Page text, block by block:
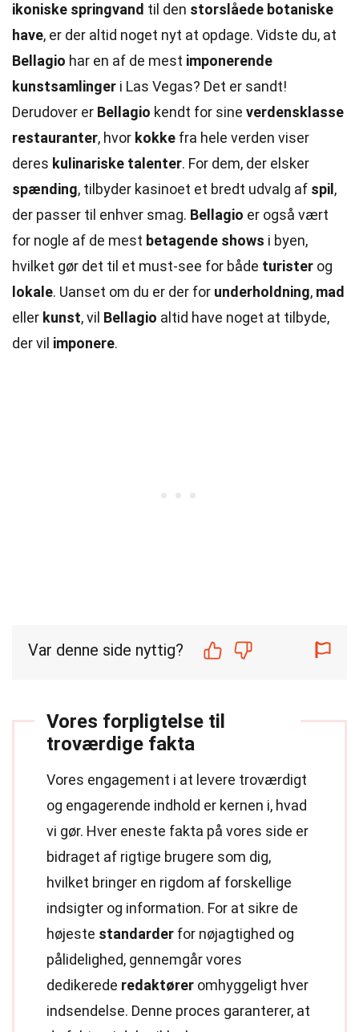
ikoniske springvand til den storslåede botaniske
have, er der altid noget nyt at opdage. Vidste du, at
Bellagio har en af de mest imponerende
kunstsamlinger i Las Vegas? Det er sandt!
Derudover er Bellagio kendt for sine verdensklasse
restauranter, hvor kokke fra hele verden viser
deres kulinariske talenter. For dem, der elsker
spænding, tilbyder kasinoet et bredt udvalg af spil ,
der passer til enhver smag. Bellagio er også vært
for nogle af de mest betagende shows i byen,
hvilket gør det til et must-see for både turister og
lokale. Uanset om du er der for underholdning, mad
eller kunst, vil Bellagio altid have noget at tilbyde,
der vil imponere.
Var denne side nyttig?
Vores forpligtelse til
troværdige fakta
Vores engagement i at levere troværdigt
og engagerende indhold er kernen i, hvad
vi gør. Hver eneste fakta på vores side er
bidraget af rigtige brugere som dig,
hvilket bringer en rigdom af forskellige
indsigter og information. For at sikre de
højeste standarder for nøjagtighed og
pålidelighed, gennemgår vores
dedikerede redaktører omhyggeligt hver
indsendelse. Denne proces garanterer, at